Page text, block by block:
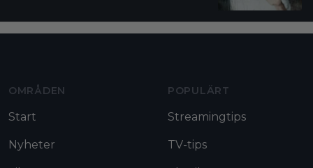
OMRÅDEN
Start
Nyheter
POPULÄRT
Streamingtips
TV-tips